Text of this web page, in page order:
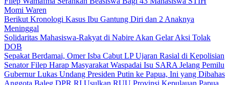
Momi Waren
Berikut Kronologi Kasus Ibu Gantung Diri dan 2 Anaknya
Meninggal
Solidaritas Mahasiswa-Rakyat di Nabire Akan Gelar Aksi Tolak
DOB
Sepakat Berdamai, Omer Isba Cabut LP Ujaran Rasial di Kepolisian
Senator Filep Harap Masyarakat Waspadai Isu SARA Jelang Pemilu
Gubernur Lukas Undang Presiden Putin ke Papua, Ini yang Dibahas
Anggota Baleg DPR RI Usulkan RUU Provinsi Kepulauan Papua